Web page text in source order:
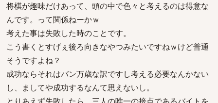
将棋が趣味だけあって、頭の中で色々と考えるのは得意な
んです。って関係ねーかｗ
考えた事は失敗した時のことです。
こう書くとすげぇ後ろ向きなやつみたいですねｗけど普通
そうですよね？
成功ならそれはバン万歳な訳ですし考える必要なんかない
し、ましてや成功するなんて思えないし。